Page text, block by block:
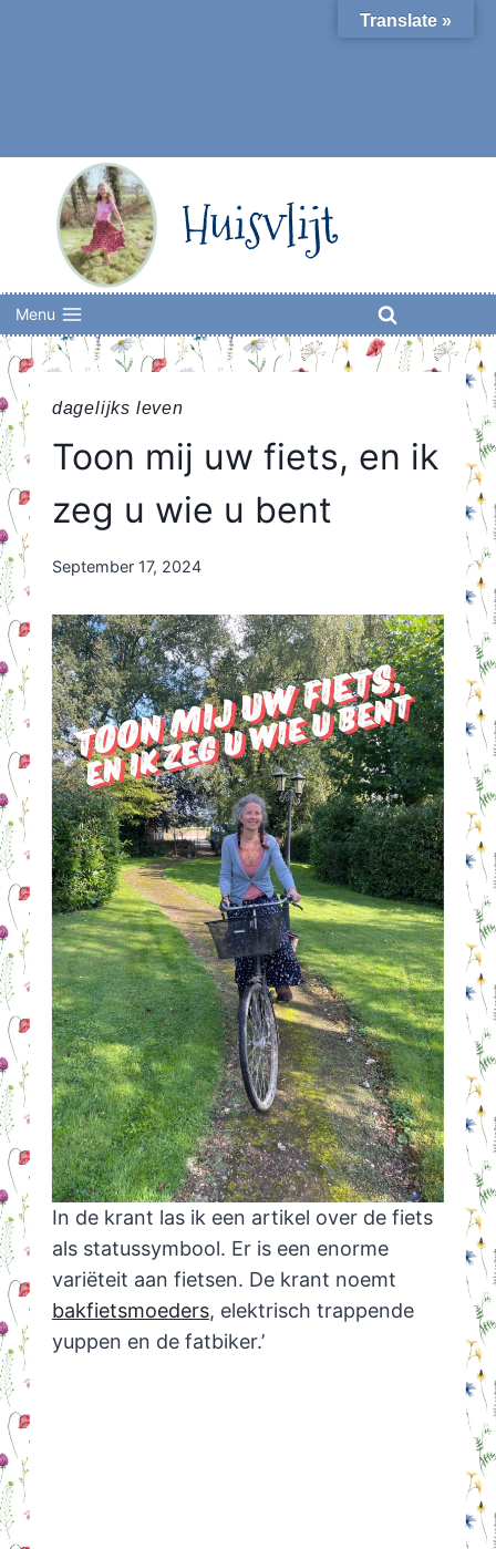
Huisvlijt
Menu
dagelijks leven
Toon mij uw fiets, en ik
zeg u wie u bent
By
Orriëns
September 17, 2024
In de krant las ik een artikel over de fiets
als statussymbool. Er is een enorme
variëteit aan fietsen. De krant noemt
bakfietsmoeders, elektrisch trappende
yuppen en de fatbiker.’
Translate »